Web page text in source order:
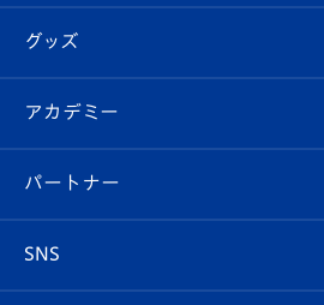
チケット
イベント
メディア
ホームタウン
スタッフプロフィール
マスコット紹介
はじめての観戦ガイド
Revive Team
ヴィヴィくんの長崎おもてなしガイド
フォトギャラリー
スタジアムグルメ
チケット
V-LOVERS（ファンクラブ）
プレイヤーズスイート
グッズ
オンラインショップ
店舗情報
アカデミー
育成からのお知らせ
U-18
パートナー
SNS